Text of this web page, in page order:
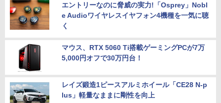
エントリーなのに脅威の実力!「Osprey」Nobl
e Audioワイヤレスイヤフォン4機種を一気に聴
く
マウス、RTX 5060 Ti搭載ゲーミングPCが7万
5,000円オフで30万円台！
レイズ鍛造1ピースアルミホイール「CE28 N-p
lus」軽量なままに剛性を向上